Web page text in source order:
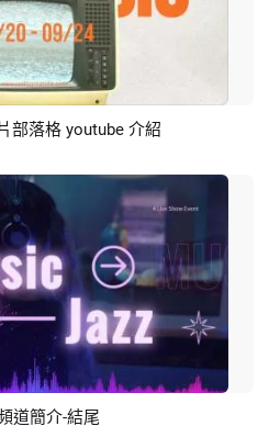
AI剪同款
部落格 youtube 介紹
AI剪同款
道簡介-結尾